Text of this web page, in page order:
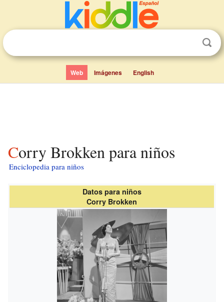
Web Imágenes English
Corry Brokken para niños
Enciclopedia para niños
Datos para niños
Corry Brokken